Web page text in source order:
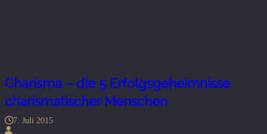
Charisma – die 5 Erfolgsgeheimnisse
charismatischer Menschen
7. Juli 2015